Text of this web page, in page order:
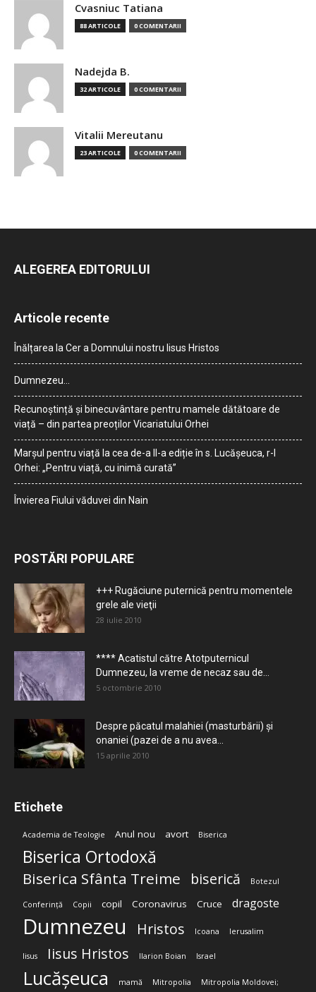
Cvasniuc Tatiana
88 ARTICOLE 0 COMENTARII
Nadejda B.
32 ARTICOLE 0 COMENTARII
Vitalii Mereutanu
23 ARTICOLE 0 COMENTARII
ALEGEREA EDITORULUI
Articole recente
Înălțarea la Cer a Domnului nostru Iisus Hristos
Dumnezeu…
Recunoștință și binecuvântare pentru mamele dătătoare de
viață – din partea preoților Vicariatului Orhei
Marșul pentru viață la cea de-a II-a ediție în s. Lucășeuca, r-l
Orhei: „Pentru viață, cu inimă curată”
Învierea Fiului văduvei din Nain
POSTĂRI POPULARE
+++ Rugăciune puternică pentru momentele
grele ale vieţii
28 iulie 2010
**** Acatistul către Atotputernicul
Dumnezeu, la vreme de necaz sau de...
5 octombrie 2010
Despre păcatul malahiei (masturbării) şi
onaniei (pazei de a nu avea...
15 aprilie 2010
Etichete
Academia de Teologie Anul nou avort Biserica
Biserica Ortodoxă
Biserica Sfânta Treime biserică Botezul
Conferință Copii copil Coronavirus Cruce dragoste
Dumnezeu Hristos Icoana Ierusalim
Iisus Iisus Hristos Ilarion Boian Israel
Lucășeuca mamă Mitropolia Mitropolia Moldovei;